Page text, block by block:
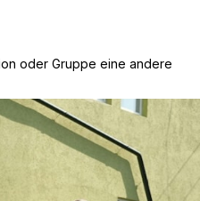
oder Gruppe eine andere